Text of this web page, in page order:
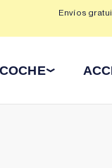
Envíos